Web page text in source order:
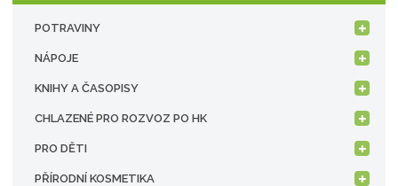
POTRAVINY
NÁPOJE
KNIHY A ČASOPISY
CHLAZENÉ PRO ROZVOZ PO HK
PRO DĚTI
PŘÍRODNÍ KOSMETIKA